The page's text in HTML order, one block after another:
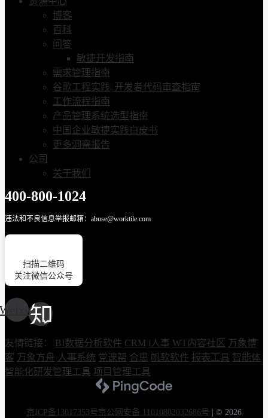
博客
百科
问答
敏捷开发指南
需求管理指南
谷歌工程实践| 开发者代码审查指南
工作流程指南
产品管理系统选型指南
中国企业敏捷实践白皮书
更多洞察报告
公司
关于我们
400-800-1024
违法和不良信息举报邮箱：abuse@worktile.com
扫描二维码
关注微信公众号
Weixin
友情链接： BI数据分析软件 CRM i人事 WT内容社区 万象博
客 万象方舟 人事系统 党课帮 合思 帆软软件 报表工具 智能体
智能化研发管理工具 项目管理工具
京ICP备13017353号京公网安备 11010802032686号
© 2026